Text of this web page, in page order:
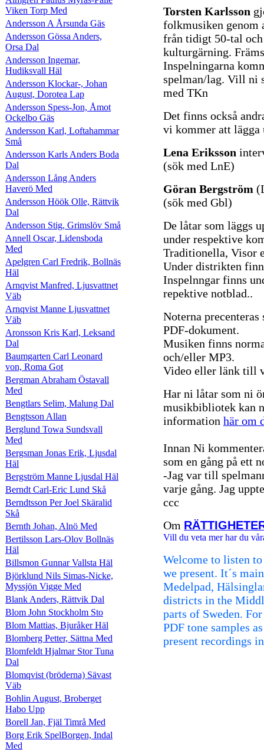
Viken Torp Med
Andersson A Årsunda Gäs
Andersson Gössa Anders,
Orsa Dal
Andersson Ingemar,
Hudiksvall Häl
Andersson Klockar-, Johan
August, Dorotea Lap
Andersson Spess-Jon, Åmot
Ockelbo Gäs
Andersson Karl, Loftahammar
Små
Andersson Karls Anders Boda
Dal
Andersson Lång Anders
Haverö Med
Andersson Höök Olle, Rättvik
Dal
Andersson Stig, Grimslöv Små
Annell Oscar, Lidensboda
Med
Apelgren Carl Fredrik, Bollnäs
Häl
Arnqvist Manfred, Ljusvattnet
Väb
Arnqvist Manne Ljusvattnet
Väb
Aronsson Kris Karl, Leksand
Dal
Baumgarten Carl Leonard
von, Roma Got
Bergman Abraham Östavall
Med
Bengtlars Selim, Malung Dal
Bengtsson Allan
Berglund Towa Sundsvall
Med
Bergsman Jonas Erik, Ljusdal
Häl
Bergström Manne Ljusdal Häl
Berndt Carl-Eric Lund Skå
Berndtsson Per Joel Skäralid
Skå
Bernth Johan, Alnö Med
Bertilsson Lars-Olov Bollnäs
Häl
Billsmon Gunnar Vallsta Häl
Björklund Nils Simas-Nicke,
Myssjön Vigge Med
Blank Anders, Rättvik Dal
Blom John Stockholm Sto
Blom Mattias, Bjuråker Häl
Blomberg Petter, Sättna Med
Blomfeldt Hjalmar Stor Tuna
Dal
Blomqvist (bröderna) Sävast
Väb
Bohlin August, Broberget
Habo Upp
Borell Jan, Fjäl Timrå Med
Borg Erik SpelBorgen, Indal
Med
Torsten Karlsson
folkmusiken genom
från tidigt 50-tal
kulturgärning.
Inspelningarna
spelman/lag. Vill ni
med TKn
Det finns också
vi kommer att lägga
Lena Eriksson
(sök med LnE)
Göran Bergström
(sök med Gbl)
De låtar som läggs
under respektive
Traditionella, Visor
Under distrikten
Inspelnngar finns
repektive notblad..
Noterna
PDF-dokument.
Musiken finns
och/eller MP3.
Video eller länk till
Har ni låtar som ni
musikbibliotek kan
information här om
Innan Ni
som en gång på ett
-Jag var till
varje gång. Jag
ccc
Om
Vill du veta mer har du
Welcome to listen
we present. It´s
Medelpad,
districts in the
parts of Sweden.
PDF tone samples
present recordings